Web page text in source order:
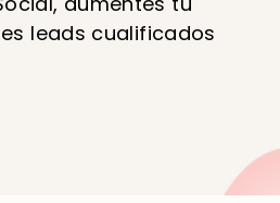
leads cualificados